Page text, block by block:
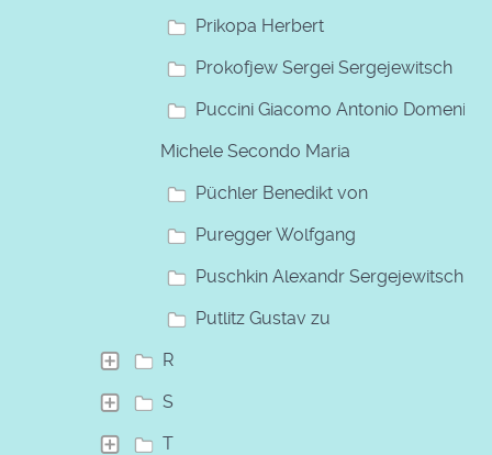
Prikopa Herbert
Prokofjew Sergei Sergejewitsch
Puccini Giacomo Antonio Domenico
Michele Secondo Maria
Püchler Benedikt von
Puregger Wolfgang
Puschkin Alexandr Sergejewitsch
Putlitz Gustav zu
R
S
T